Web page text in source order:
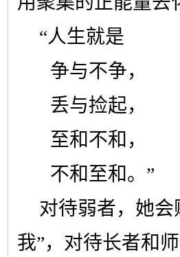
“人生就是
争与不争，
丢与捡起，
至和不和，
不和至和。”
对待弱者，她
我”，对待长者和